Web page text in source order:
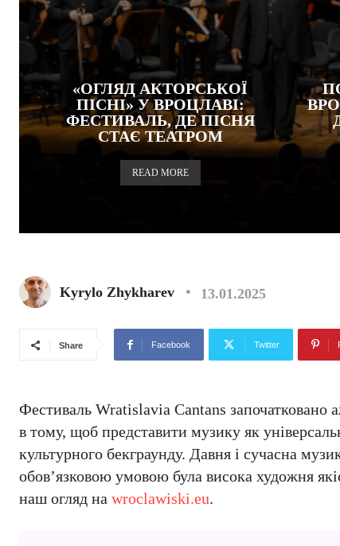
«ОГЛЯД АКТОРСЬКОЇ
ПІСНІ» У ВРОЦЛАВІ:
ФЕСТИВАЛЬ, ДЕ ПІСНЯ
СТАЄ ТЕАТРОМ
READ MORE
Kyrylo Zhykharev 13.01.2025
Share Facebook Twitter
Фестиваль Wratislavia Cantans започатковано
в тому, щоб представити музику як
культурного бекграунду. Давня і сучасна
обов’язковою умовою була висока художня
наш огляд на wroclawiski.eu.